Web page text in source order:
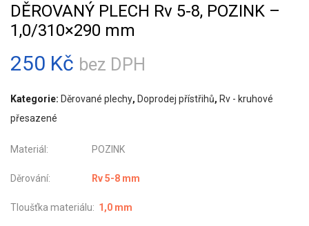
DĚROVANÝ PLECH Rv 5-8, POZINK –
1,0/310×290 mm
250 Kč bez DPH
Kategorie: Děrované plechy, Doprodej přístřihů, Rv - kruhové
přesazené
Materiál: POZINK
Děrování: Rv 5-8 mm
Tloušťka materiálu: 1,0 mm